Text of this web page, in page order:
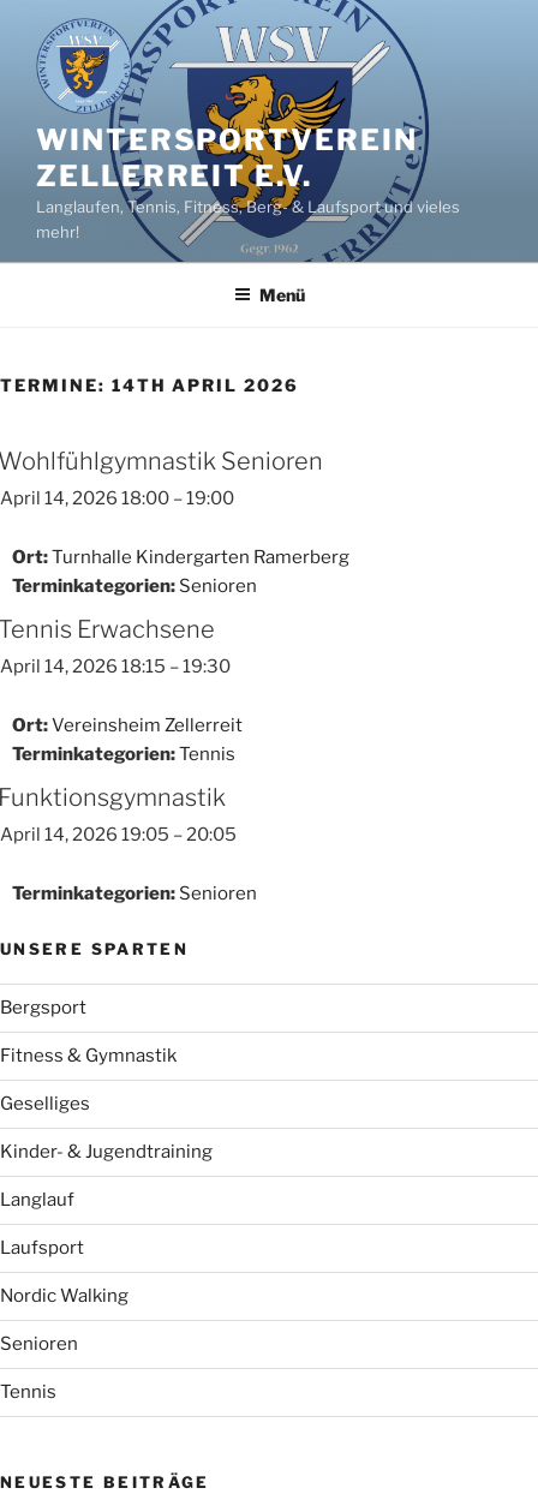
Inhalt
springen
WINTERSPORTVEREIN
ZELLERREIT E.V.
Langlaufen, Tennis, Fitness, Berg- & Laufsport und vieles
mehr!
Menü
TERMINE: 14TH APRIL 2026
Senioren
April 14, 2026 18:00 –19:00
Ort:Turnhalle Kindergarten Ramerberg
Terminkategorien: Senioren
Erwachsene
April 14, 2026 18:15 –19:30
Ort:Vereinsheim Zellerreit
Terminkategorien:Tennis
April 14, 2026 19:05 –20:05
Terminkategorien: Senioren
UNSERE SPARTEN
Bergsport
Fitness & Gymnastik
Geselliges
Kinder- & Jugendtraining
Langlauf
Laufsport
Nordic Walking
Senioren
Tennis
NEUESTE BEITRÄGE